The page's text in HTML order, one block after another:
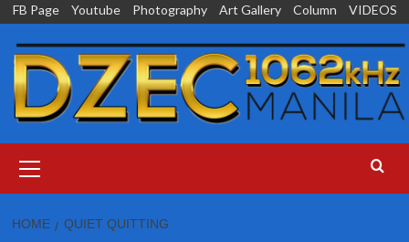
Skip
content
FB Page Youtube Photography Art Gallery Column VIDEOS
Menu
HOME QUIET QUITTING